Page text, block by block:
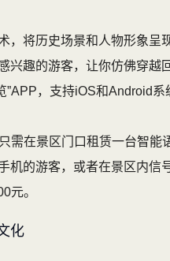
，将历史场景和人物形象呈
兴趣的游客，让你仿佛穿越
”APP，支持iOS和Android系
需在景区门口租赁一台智能
机的游客，或者在景区内信
元。
化